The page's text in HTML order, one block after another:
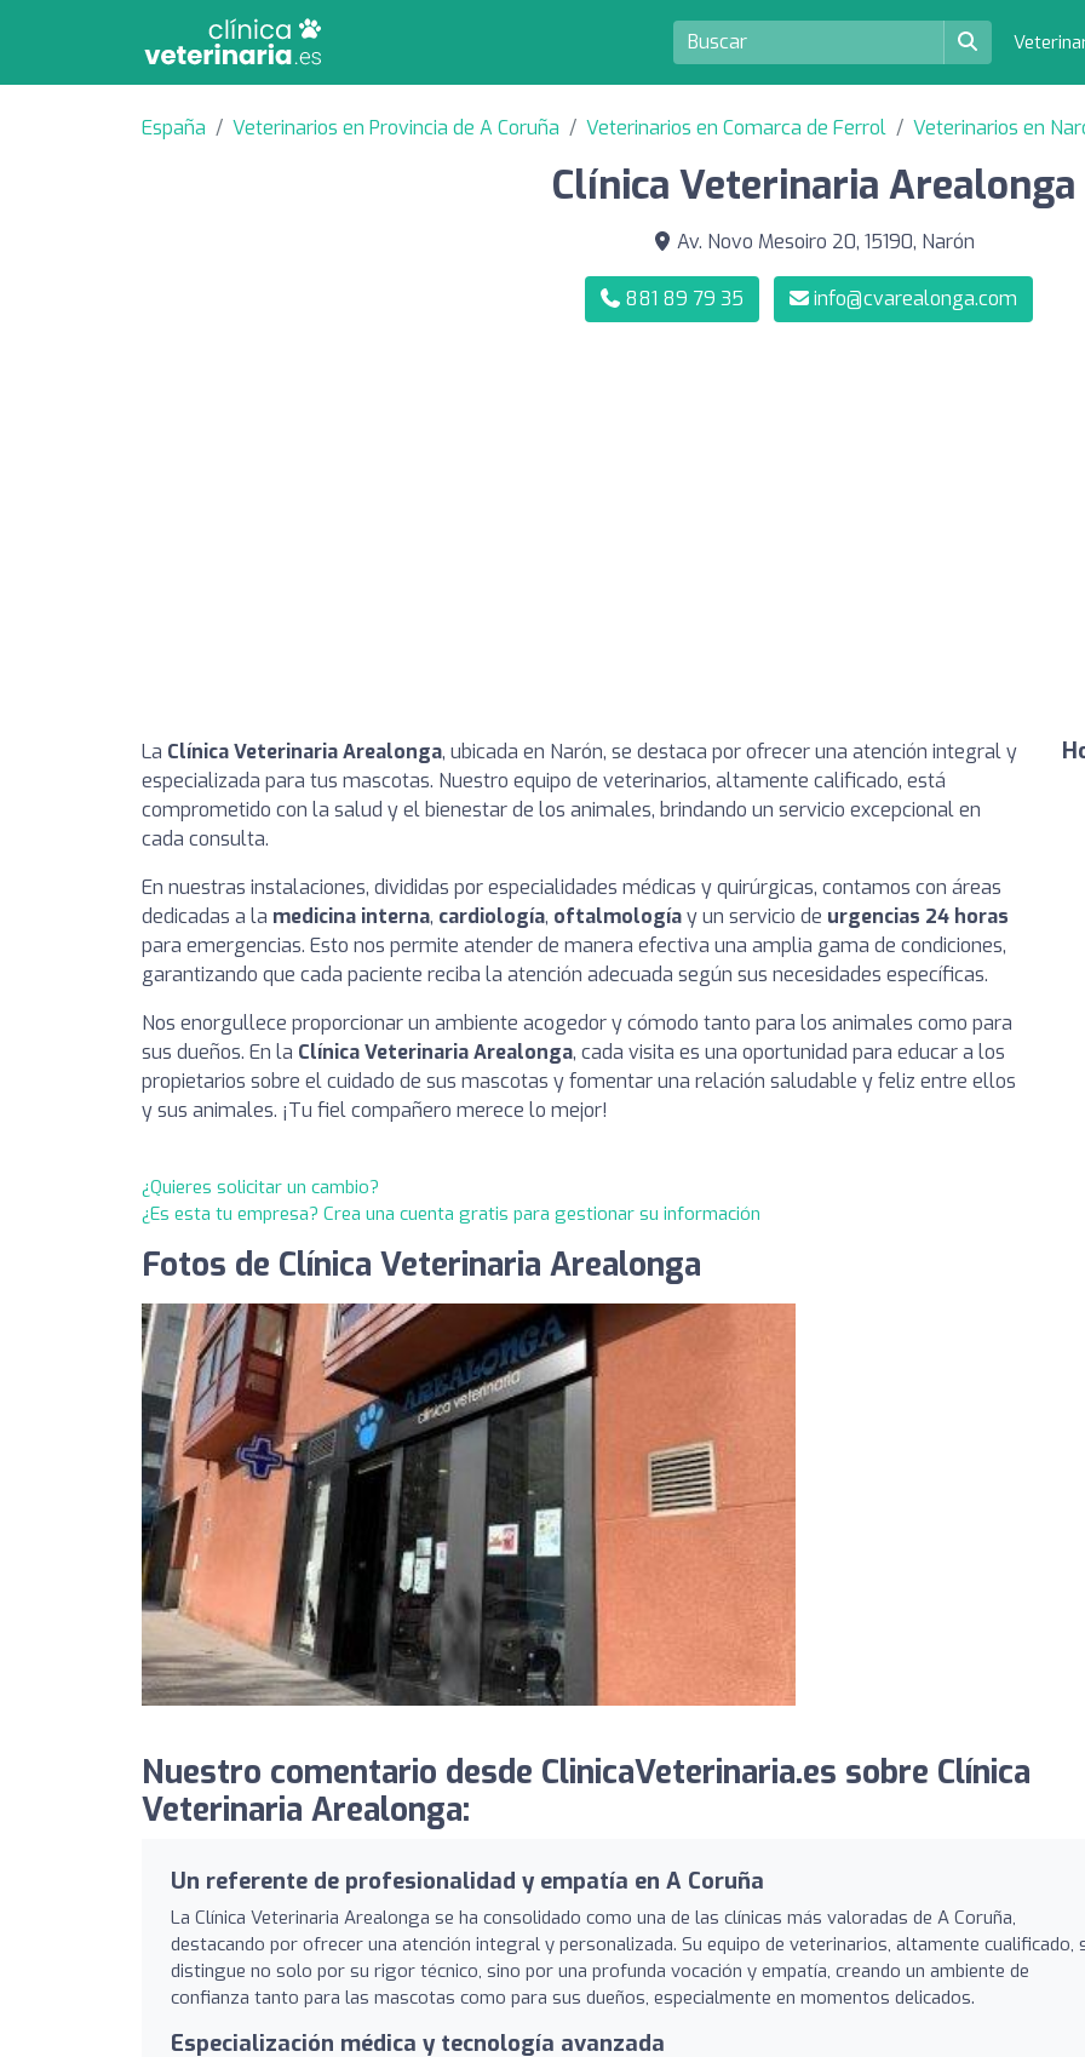
España Veterinarios en Provincia de A Coruña Veterinarios en Comarca de Ferrol Veterinarios en
Clínica Veterinaria Arealonga
Av. Novo Mesoiro 20, 15190, Narón
881 89 79 35 info@cvarealonga.com
La Clínica Veterinaria Arealonga, ubicada en Narón, se destaca por ofrecer una atención integral y
especializada para tus mascotas. Nuestro equipo de veterinarios, altamente calificado, está
comprometido con la salud y el bienestar de los animales, brindando un servicio excepcional en
cada consulta.
En nuestras instalaciones, divididas por especialidades médicas y quirúrgicas, contamos con áreas
dedicadas a la medicina interna, cardiología, oftalmologíay un servicio de urgencias 24 horas
para emergencias. Esto nos permite atender de manera efectiva una amplia gama de condiciones,
garantizando que cada paciente reciba la atención adecuada según sus necesidades específicas.
Nos enorgullece proporcionar un ambiente acogedor y cómodo tanto para los animales como para
sus dueños. En la Clínica Veterinaria Arealonga, cada visita es una oportunidad para educar a los
propietarios sobre el cuidado de sus mascotas y fomentar una relación saludable y feliz entre ellos
y sus animales. ¡Tu fiel compañero merece lo mejor!
¿Quieres solicitar un cambio?
¿Es esta tu empresa? Crea una cuenta gratis para gestionar su información
Fotos de Clínica Veterinaria Arealonga
Nuestro comentario desde ClinicaVeterinaria.es sobre Clínica
Veterinaria Arealonga:
Un referente de profesionalidad y empatía en A Coruña
La Clínica Veterinaria Arealonga se ha consolidado como una de las clínicas más valoradas de A Coruña,
destacando por ofrecer una atención integral y personalizada. Su equipo de veterinarios, altamente cualificado,
distingue no solo por su rigor técnico, sino por una profunda vocación y empatía, creando un ambiente de
confianza tanto para las mascotas como para sus dueños, especialmente en momentos delicados.
Especialización médica y tecnología avanzada